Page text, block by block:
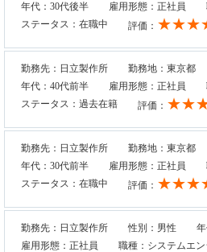
年代：30代後半
雇用形態：正社員
ステータス：在職中
評価：
勤務先：日立製作所 勤務地：東京都
年代：40代前半
雇用形態：正社員
ステータス：過去在籍
評価：
勤務先：日立製作所 勤務地：東京都
年代：30代前半
雇用形態：正社員
ステータス：在職中
評価：
勤務先：日立製作所 性別：男性
雇用形態：正社員
職種：システムエン